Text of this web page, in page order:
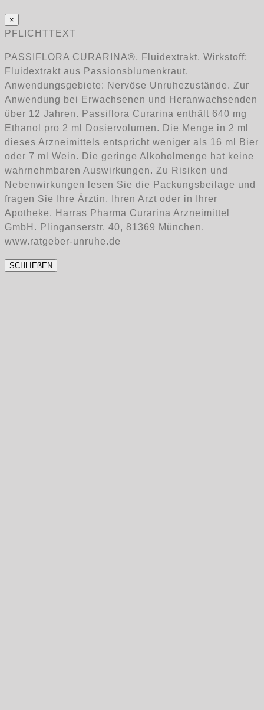
×
PFLICHTTEXT
PASSIFLORA CURARINA®, Fluidextrakt. Wirkstoff:
Fluidextrakt aus Passionsblumenkraut.
Anwendungsgebiete: Nervöse Unruhezustände. Zur
Anwendung bei Erwachsenen und Heranwachsenden
über 12 Jahren. Passiflora Curarina enthält 640 mg
Ethanol pro 2 ml Dosiervolumen. Die Menge in 2 ml
dieses Arzneimittels entspricht weniger als 16 ml Bier
oder 7 ml Wein. Die geringe Alkoholmenge hat keine
wahrnehmbaren Auswirkungen. Zu Risiken und
Nebenwirkungen lesen Sie die Packungsbeilage und
fragen Sie Ihre Ärztin, Ihren Arzt oder in Ihrer
Apotheke. Harras Pharma Curarina Arzneimittel
GmbH. Plinganserstr. 40, 81369 München.
www.ratgeber-unruhe.de
SCHLIEßEN